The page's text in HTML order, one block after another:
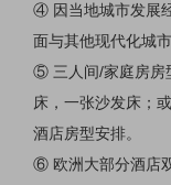
④ 因当地城市发展
面与其他现代化城
⑤ 三人间/家庭房房
床，一张沙发床；
酒店房型安排。
⑥ 欧洲大部分酒店